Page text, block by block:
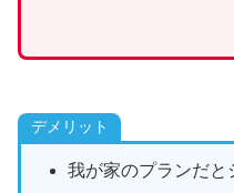
デメリット
我が家のプランだと